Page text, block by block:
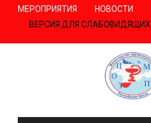
МЕРОПРИЯТИЯ НОВОСТИ
ВЕРСИЯ ДЛЯ СЛАБОВИДЯЩИХ